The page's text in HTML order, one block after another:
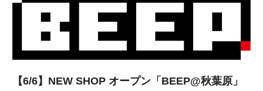
【6/6】NEW SHOP オープン「BEEP@秋葉原」